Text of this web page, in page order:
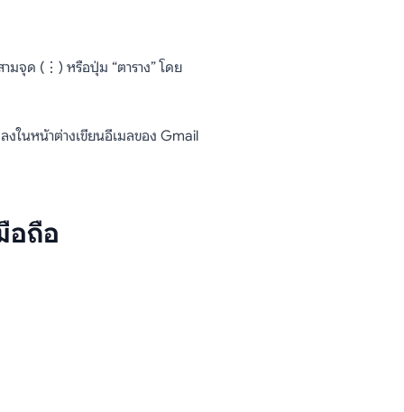
มจุด (⋮) หรือปุ่ม “ตาราง” โดย
งในหน้าต่างเขียนอีเมลของ Gmail
อถือ